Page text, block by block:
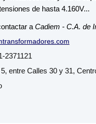
de hasta 4.160V...
a Cadiem - C.A. de
2371121
entre Calles 30 y 31,